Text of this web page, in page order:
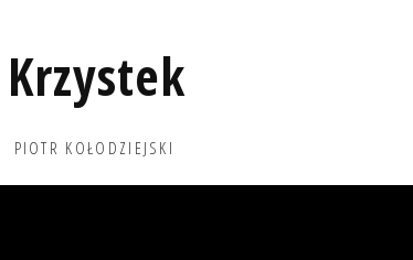
PIOTR KOŁODZIEJSKI